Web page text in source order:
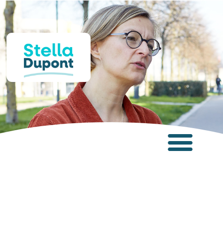
Panneau de gestion des cookies